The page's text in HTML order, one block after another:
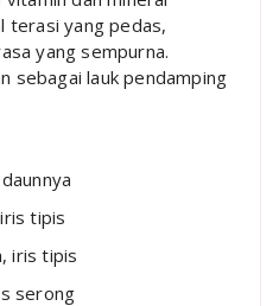
terasi yang pedas,
yang sempurna.
sebagai lauk pendamping
tipis
iris tipis
serong